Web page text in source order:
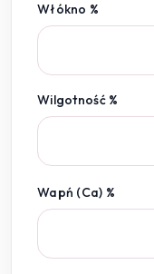
Włókno %
Wilgotność %
Wapń (Ca) %